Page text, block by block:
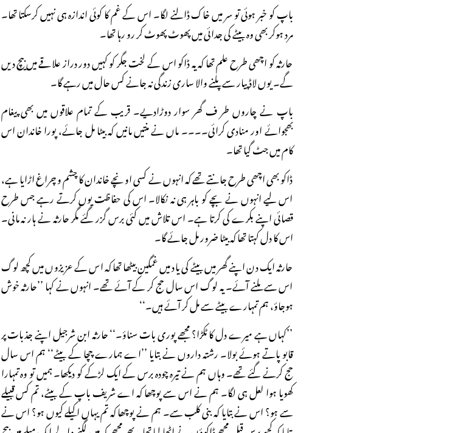
باپ کو خبر ہوئی تو سر میں خاک ڈالنے لگا۔ اس کے غم کا کوئی اندازہ ہی نہیں کرسکتا تھا۔
مرد ہوکر بھی وہ بیٹے کی جدائی میں پھوٹ پھوٹ کر رو رہا تھا۔
حارثہ کو اچھی طرح علم تھا کہ یہ ڈاکو اس کے لخت جگر کو کہیں دور دراز علاقے میں بیچ دیں
گے۔ یوں لاڈ پیار سے پلنے والا ساری زندگی نہ جانے کس حال میں رہے گا۔
باپ نے چاروں طر ف گھر سوار دوڑادیے۔ قریب کے تمام علاقوں میں بھی پیغام
بھجوائے اور منادی کرائی۔۔۔۔ ماں نے منتیں مانیں کہ بیٹا مل جائے، پورا خاندان اس
کام میں جٹ گیا تھا۔
ڈاکو بھی اچھی طرح جانتے تھے کہ انہوں نے کسی اونچے خاندان کا چشم و چراغ اڑایا ہے،
اس لیے انہوں نے بچے کو باہر ہی نہ نکالا۔ اس کی حفاظت یوں کرتے رہے جس طرح
قصائی اپنے بکرے کی کرتا ہے۔ اس تلاش میں کئی برس گزر گئے مگر حارثہ نے ہار نہ مانی۔
اس کا دل کہتا تھا کہ بیٹا ضرور مل جائے گا۔
حارثہ ایک دن اپنے گھر میں بیٹے کی یاد میں غمگین بیٹھا تھا کہ اس کے عزیزوں میں کچھ لوگ
اس سے ملنے آئے۔ یہ لوگ اس سال حج کر کے آئے تھے۔ انہوں نے کہا ’’حارثہ خوش
ہوجاؤ، ہم تمہارے بیٹے سے مل کر آئے ہیں۔‘‘
’’کہاں ہے میرے دل کا ٹکڑا؟ مجھے پوری بات سناؤ۔‘‘ حارثہ ابن شرجیل اپنے جذبات پر
قابو پاتے ہوئے بولا۔ رشتہ داروں نے بتایا ’’اے ہمارے چچا کے بیٹے‘‘ ہم اس سال
حج کرنے گئے تھے۔ وہاں ہم نے تیرہ چودہ برس کے ایک لڑکے کو دیکھا۔ ہمیں تو وہ تمہارا
کھویا ہوا لعل ہی لگا۔ ہم نے اس سے پوچھا کہ اے شریف باپ کے بیٹے، تم کس قبیلے
سے ہو؟ اس نے بتایا کہ بنی کلب سے۔ ہم نے پوچھا کہ تم یہاں اکیلے کیوں ہو؟ اس نے